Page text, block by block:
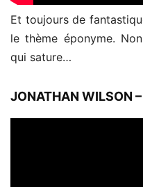
Et toujours de
le thème éponyme.
qui sature…
JONATHAN WILSON